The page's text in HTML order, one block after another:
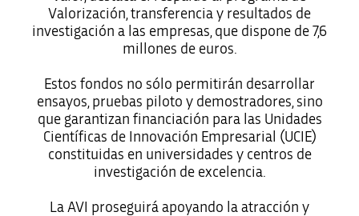
Valorización, transferencia y resultados de
investigación a las empresas, que dispone de 7,6
millones de euros.
Estos fondos no sólo permitirán desarrollar
ensayos, pruebas piloto y demostradores, sino
que garantizan financiación para las Unidades
Científicas de Innovación Empresarial (UCIE)
constituidas en universidades y centros de
investigación de excelencia.
La AVI proseguirá apoyando la atracción y